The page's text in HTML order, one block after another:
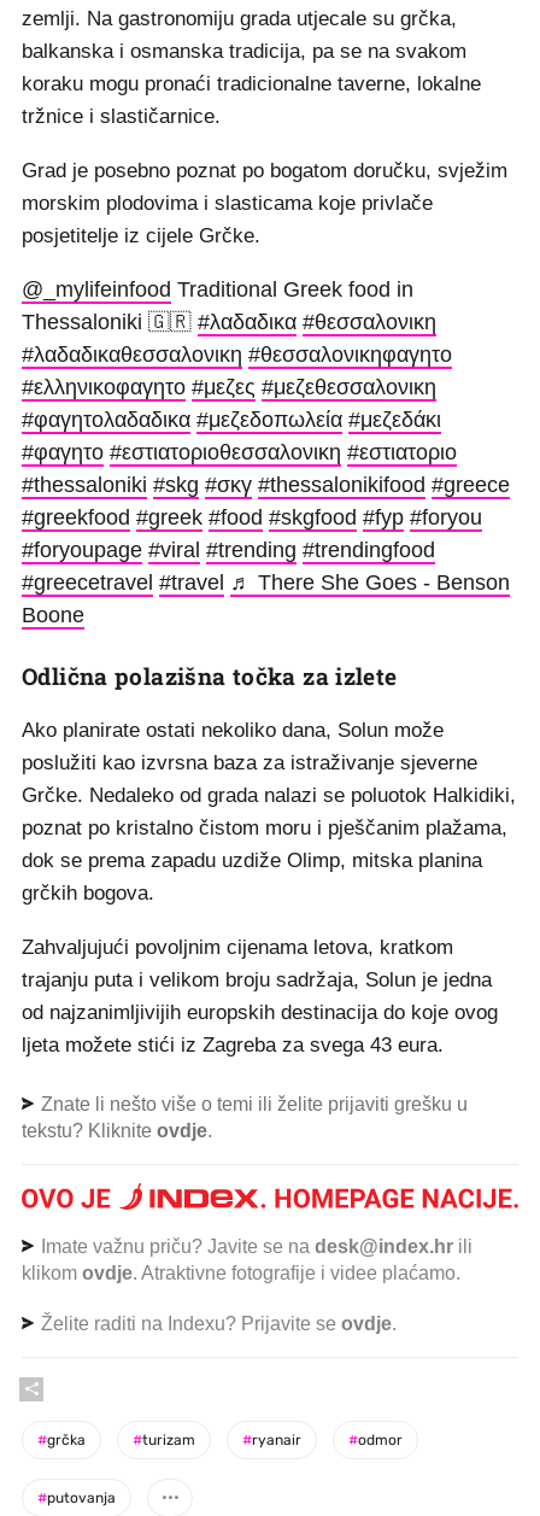
zemlji. Na gastronomiju grada utjecale su grčka,
balkanska i osmanska tradicija, pa se na svakom
koraku mogu pronaći tradicionalne taverne, lokalne
tržnice i slastičarnice.
Grad je posebno poznat po bogatom doručku, svježim
morskim plodovima i slasticama koje privlače
posjetitelje iz cijele Grčke.
@_mylifeinfood Traditional Greek food in
Thessaloniki 🇬🇷 #λαδαδικα #θεσσαλονικη
#λαδαδικαθεσσαλονικη #θεσσαλονικηφαγητο
#ελληνικοφαγητο #μεζες #μεζεθεσσαλονικη
#φαγητολαδαδικα #μεζεδοπωλεία #μεζεδάκι
#φαγητο #εστιατοριοθεσσαλονικη #εστιατοριο
#thessaloniki #skg #σκγ #thessalonikifood #greece
#greekfood #greek #food #skgfood #fyp #foryou
#foryoupage #viral #trending #trendingfood
#greecetravel #travel ♬ There She Goes - Benson
Boone
Odlična polazišna točka za izlete
Ako planirate ostati nekoliko dana, Solun može
poslužiti kao izvrsna baza za istraživanje sjeverne
Grčke. Nedaleko od grada nalazi se poluotok Halkidiki,
poznat po kristalno čistom moru i pješčanim plažama,
dok se prema zapadu uzdiže Olimp, mitska planina
grčkih bogova.
Zahvaljujući povoljnim cijenama letova, kratkom
trajanju puta i velikom broju sadržaja, Solun je jedna
od najzanimljivijih europskih destinacija do koje ovog
ljeta možete stići iz Zagreba za svega 43 eura.
Znate li nešto više o temi ili želite prijaviti grešku u
tekstu? Kliknite ovdje.
Imate važnu priču? Javite se na desk@index.hr ili
klikom ovdje. Atraktivne fotografije i videe plaćamo.
Želite raditi na Indexu? Prijavite se ovdje.
#grčka #turizam #ryanair #odmor
#putovanja